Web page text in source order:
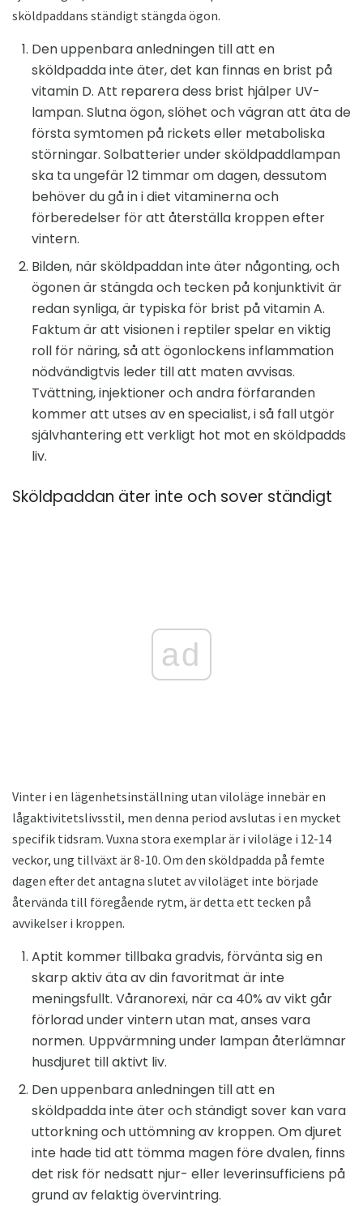
sköldpaddans ständigt stängda ögon.
Den uppenbara anledningen till att en
sköldpadda inte äter, det kan finnas en brist på
vitamin D. Att reparera dess brist hjälper UV-
lampan. Slutna ögon, slöhet och vägran att äta de
första symtomen på rickets eller metaboliska
störningar. Solbatterier under sköldpaddlampan
ska ta ungefär 12 timmar om dagen, dessutom
behöver du gå in i diet vitaminerna och
förberedelser för att återställa kroppen efter
vintern.
Bilden, när sköldpaddan inte äter någonting, och
ögonen är stängda och tecken på konjunktivit är
redan synliga, är typiska för brist på vitamin A.
Faktum är att visionen i reptiler spelar en viktig
roll för näring, så att ögonlockens inflammation
nödvändigtvis leder till att maten avvisas.
Tvättning, injektioner och andra förfaranden
kommer att utses av en specialist, i så fall utgör
självhantering ett verkligt hot mot en sköldpadds
liv.
Sköldpaddan äter inte och sover ständigt
ad
Vinter i en lägenhetsinställning utan viloläge innebär en
lågaktivitetslivsstil, men denna period avslutas i en mycket
specifik tidsram. Vuxna stora exemplar är i viloläge i 12-14
veckor, ung tillväxt är 8-10. Om den sköldpadda på femte
dagen efter det antagna slutet av viloläget inte började
återvända till föregående rytm, är detta ett tecken på
avvikelser i kroppen.
Aptit kommer tillbaka gradvis, förvänta sig en
skarp aktiv äta av din favoritmat är inte
meningsfullt. Våranorexi, när ca 40% av vikt går
förlorad under vintern utan mat, anses vara
normen. Uppvärmning under lampan återlämnar
husdjuret till aktivt liv.
Den uppenbara anledningen till att en
sköldpadda inte äter och ständigt sover kan vara
uttorkning och uttömning av kroppen. Om djuret
inte hade tid att tömma magen före dvalen, finns
det risk för nedsatt njur- eller leverinsufficiens på
grund av felaktig övervintring.